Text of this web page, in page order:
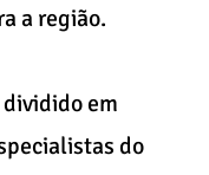
a região.
em
do